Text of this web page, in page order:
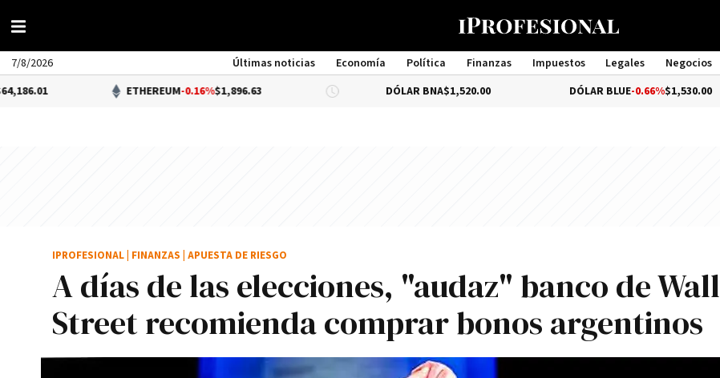
7/8/2026 Últimas noticias Economía Política Finanzas Impuestos Legales Negocios
Management
ETHEREUM-0.16%$1,896.63 DÓLAR BNA$1,520.00 DÓLAR BLUE-0.66%$1,530.00
A días de las elecciones, "audaz" banco de Wall
Street recomienda comprar bonos argentinos
IPROFESIONAL FINANZAS APUESTA DE RIESGO